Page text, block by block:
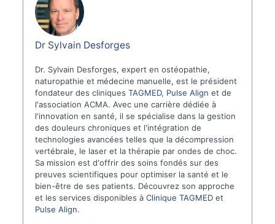
Dr Sylvain Desforges
Dr. Sylvain Desforges, expert en ostéopathie,
naturopathie et médecine manuelle, est le président
fondateur des cliniquesTAGMED, Pulse Align et de
l'association ACMA. Avec une carrière dédiée à
l'innovation en santé, il se spécialise dans la gestion
des douleurs chroniques et l'intégration de
technologies avancées telles que la décompression
vertébrale, le laser et la thérapie par ondes de choc.
Sa mission est d'offrir des soins fondés sur des
preuves scientifiques pour optimiser la santé et le
bien-être de ses patients. Découvrez son approche
et les services disponibles àClinique TAGMED et
Pulse Align.